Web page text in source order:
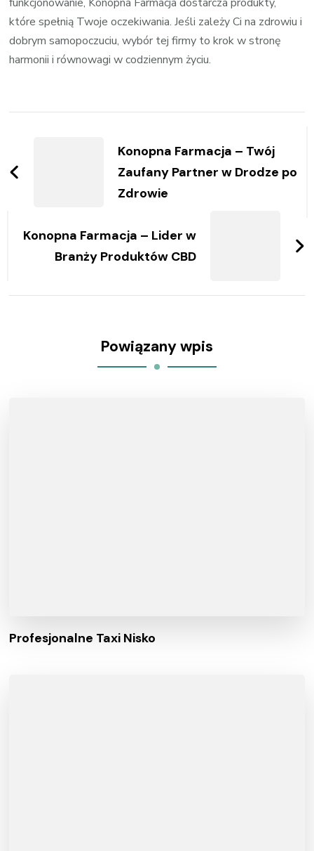
które spełnią Twoje oczekiwania. Jeśli zależy Ci na zdrowiu i
dobrym samopoczuciu, wybór tej firmy to krok w stronę
harmonii i równowagi w codziennym życiu.
Konopna Farmacja – Twój
Zaufany Partner w Drodze po
Zdrowie
Konopna Farmacja – Lider w
Branży Produktów CBD
Powiązany wpis
Profesjonalne Taxi Nisko